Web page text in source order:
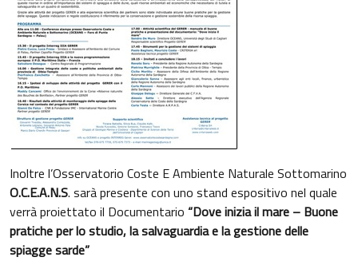
Inoltre l’Osservatorio Coste E Ambiente Naturale Sottomarino
O.C.E.A.N.S. sarà presente con uno stand espositivo nel quale
verrà proiettato il Documentario “Dove inizia il mare – Buone
pratiche per lo studio, la salvaguardia e la gestione delle
spiagge sarde”